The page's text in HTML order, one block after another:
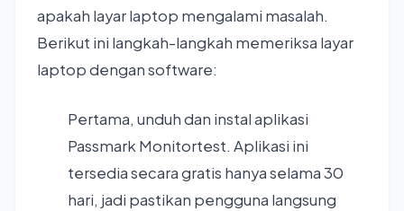
apakah layar laptop mengalami masalah.
Berikut ini langkah-langkah memeriksa layar
laptop dengan software:
Pertama, unduh dan instal aplikasi
Passmark Monitortest. Aplikasi ini
tersedia secara gratis hanya selama 30
hari, jadi pastikan pengguna langsung